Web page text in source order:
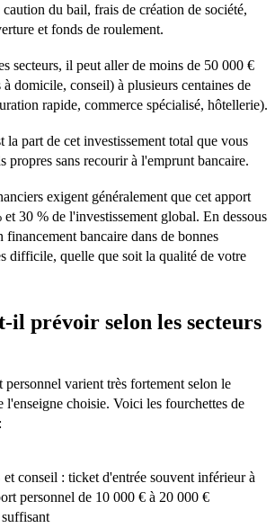
du bail, frais de création de société,
et fonds de roulement.
secteurs, il peut aller de moins de 50 000 €
domicile, conseil) à plusieurs centaines de
rapide, commerce spécialisé, hôtellerie).
la part de cet investissement total que vous
propres sans recourir à l'emprunt bancaire.
exigent généralement que cet apport
et 30 % de l'investissement global. En dessous
financement bancaire dans de bonnes
difficile, quelle que soit la qualité de votre
il prévoir selon les secteurs
personnel varient très fortement selon le
l'enseigne choisie. Voici les fourchettes de
conseil : ticket d'entrée souvent inférieur à
personnel de 10 000 € à 20 000 €